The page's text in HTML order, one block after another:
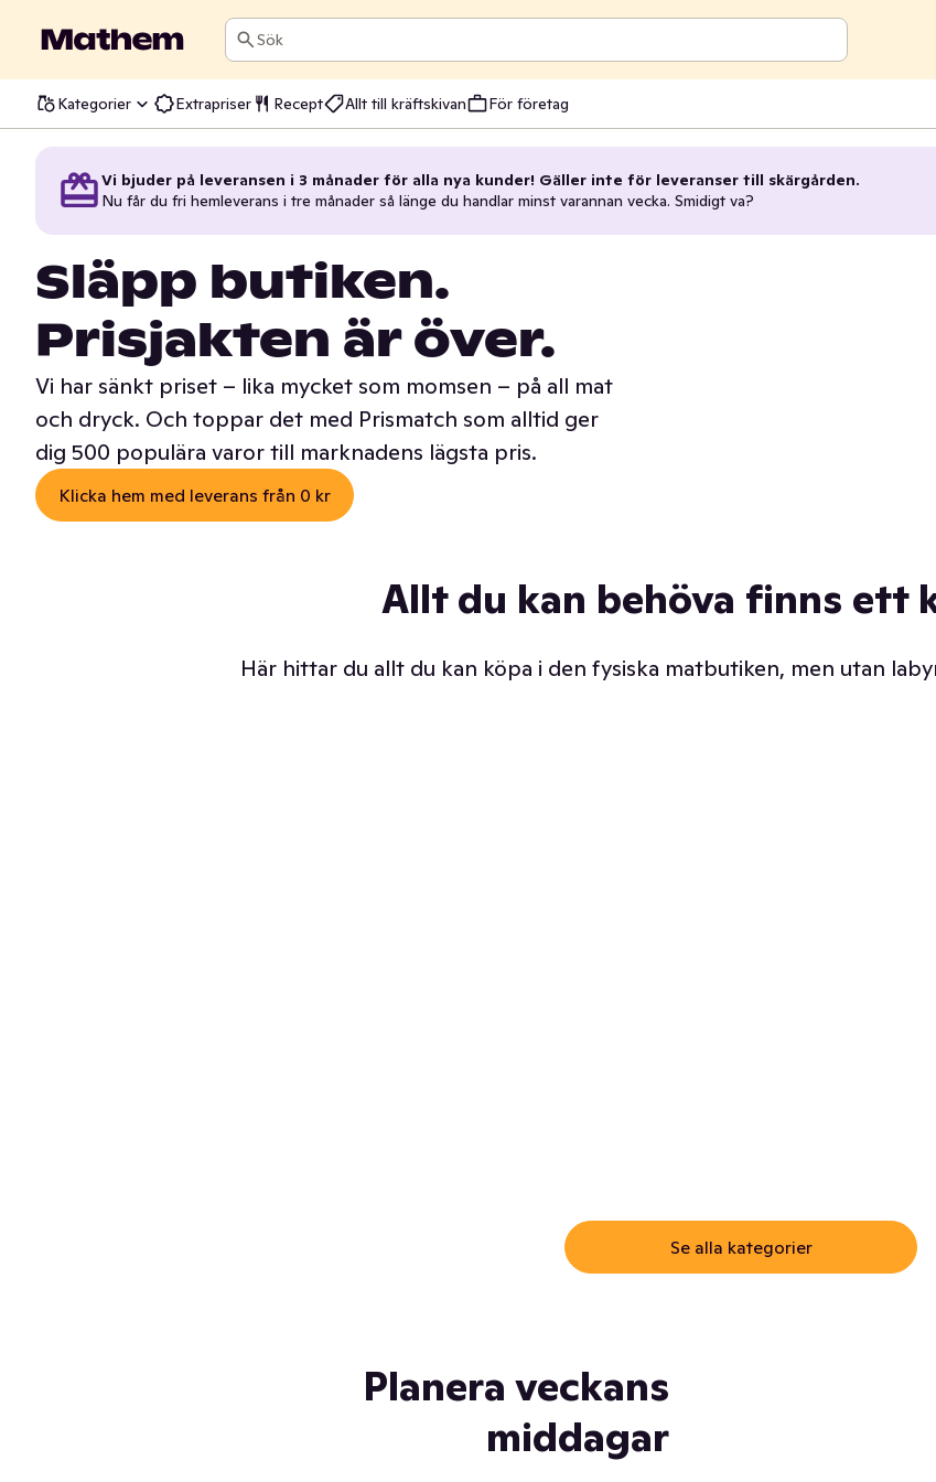
Sök
Kategorier Extrapriser Recept Allt till kräftskivan För företag
Vi bjuder på leveransen i 3 månader för alla nya kunder! Gäller inte för leveranser till skärgården.
Nu får du fri hemleverans i tre månader så länge du handlar minst varannan vecka. Smidigt va?
Släpp butiken.
Prisjakten är över.
Vi har sänkt priset – lika mycket som momsen – på all mat
och dryck. Och toppar det med Prismatch som alltid ger
dig 500 populära varor till marknadens lägsta pris.
Klicka hem med leverans från 0 kr
Allt du kan behöva finns ett
Här hittar du allt du kan köpa i den fysiska matbutiken, men utan
Se alla kategorier
Planera veckans
middagar